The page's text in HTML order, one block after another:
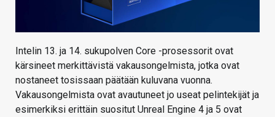
Intelin 13. ja 14. sukupolven Core -prosessorit ovat
kärsineet merkittävistä vakausongelmista, jotka ovat
nostaneet tosissaan päätään kuluvana vuonna.
Vakausongelmista ovat avautuneet jo useat pelintekijät ja
esimerkiksi erittäin suositut Unreal Engine 4 ja 5 ovat